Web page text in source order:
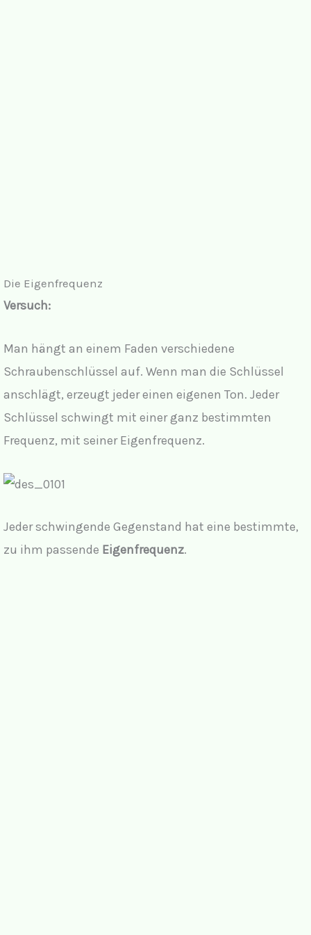
Die Eigenfrequenz
Versuch:
Man hängt an einem Faden verschiedene
Schraubenschlüssel auf. Wenn man die Schlüssel
anschlägt, erzeugt jeder einen eigenen Ton. Jeder
Schlüssel schwingt mit einer ganz bestimmten
Frequenz, mit seiner Eigenfrequenz.
Jeder schwingende Gegenstand hat eine bestimmte,
zu ihm passende Eigenfrequenz.